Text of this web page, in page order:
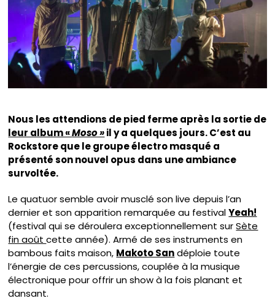
Nous les attendions de pied ferme après la sortie de
leur album «Moso »il y a quelques jours. C’est au
Rockstore que le groupe électro masqué a
présenté son nouvel opus dans une ambiance
survoltée.
Le quatuor semble avoir musclé son live depuis l’an
dernier et son apparition remarquée au festivalYeah!
(festival qui se déroulera exceptionnellement surSète
fin aoûtcette année). Armé de ses instruments en
bambous faits maison, Makoto Sandéploie toute
l’énergie de ces percussions, couplée à la musique
électronique pour offrir un show à la fois planant et
dansant.